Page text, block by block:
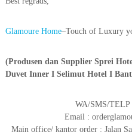
Glamoure Home–Touch of Luxury
(Produsen dan Supplier Sprei
Duvet Inner I Selimut Hotel I
WA/SMS/TELP
Email :
Main office/ kantor order : Jalan